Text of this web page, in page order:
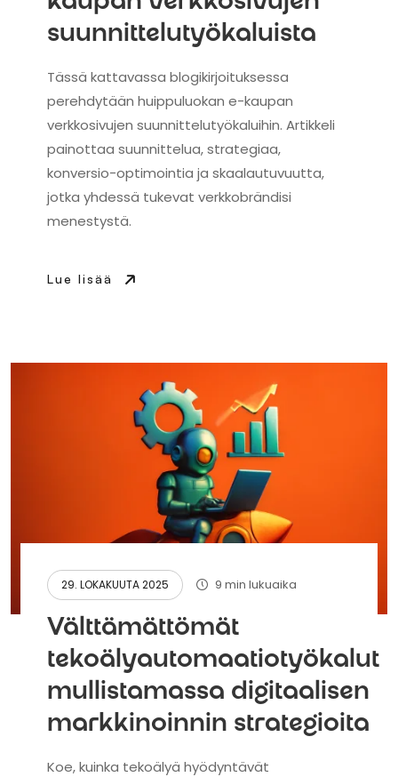
suunnittelutyökaluista
Tässä kattavassa blogikirjoituksessa
perehdytään huippuluokan e-kaupan
verkkosivujen suunnittelutyökaluihin. Artikkeli
painottaa suunnittelua, strategiaa,
konversio-optimointia ja skaalautuvuutta,
jotka yhdessä tukevat verkkobrändisi
menestystä.
Lue lisää
29. LOKAKUUTA 2025 9 min lukuaika
Välttämättömät
tekoälyautomaatiotyökalut
mullistamassa digitaalisen
markkinoinnin strategioita
Koe, kuinka tekoälyä hyödyntävät